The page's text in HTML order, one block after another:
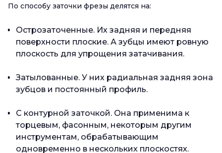
По способу заточки фрезы делятся на:
Острозаточенные. Их задняя и передняя
поверхности плоские. А зубцы имеют ровную
плоскость для упрощения затачивания.
Затылованные. У них радиальная задняя зона
зубцов и постоянный профиль.
С контурной заточкой. Она применима к
торцевым, фасонным, некоторым другим
инструментам, обрабатывающим
одновременно в нескольких плоскостях.